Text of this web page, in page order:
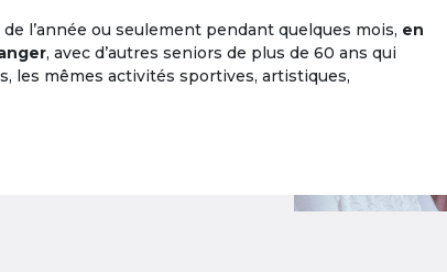
l’année ou seulement pendant quelques mois, en
, avec d’autres seniors de plus de 60 ans qui
les mêmes activités sportives, artistiques,